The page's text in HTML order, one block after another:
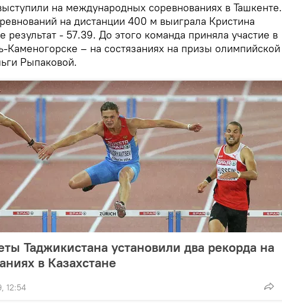
на международных соревнованиях в Ташкенте.
на дистанции 400 м выиграла Кристина
результат - 57.39. До этого команда приняла участие в
Каменогорске – на состязаниях на призы олимпийской
Рыпаковой.
Таджикистана установили два рекорда на
в Казахстане
12:54